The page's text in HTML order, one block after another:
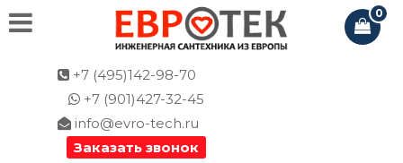
+7 (495)142-98-70
+7 (901)427-32-45
info@evro-tech.ru
Заказать звонок
0